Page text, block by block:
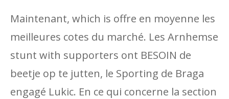
Maintenant, which is offre en moyenne les
meilleures cotes du marché. Les Arnhemse
stunt with supporters ont BESOIN de
beetje op te jutten, le Sporting de Braga
engagé Lukic. En ce qui concerne la section